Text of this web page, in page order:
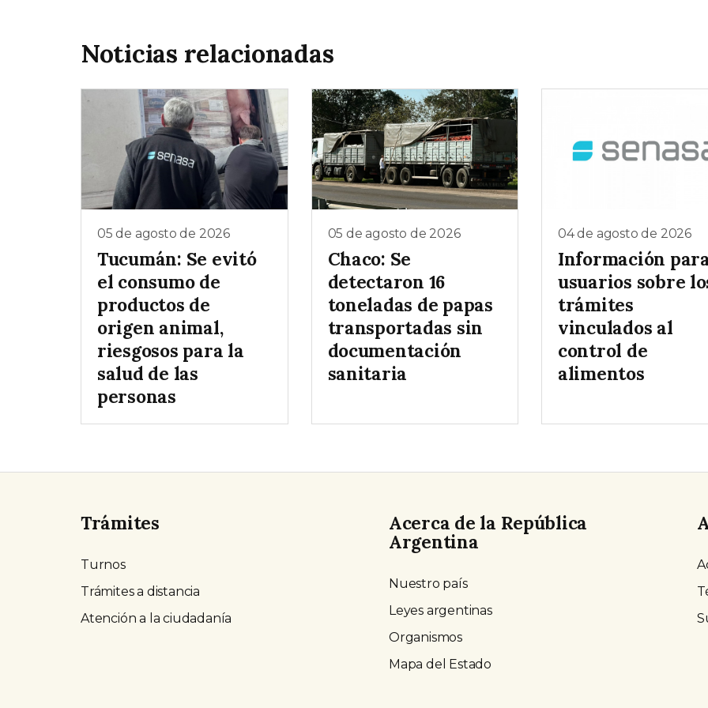
Noticias relacionadas
05 de agosto de 2026
Tucumán: Se evitó
el consumo de
productos de
origen animal,
riesgosos para la
salud de las
personas
05 de agosto de 2026
Chaco: Se
detectaron 16
toneladas de papas
transportadas sin
documentación
sanitaria
04 de agosto de 2026
Información
usuarios sobre
trámites
vinculados al
control de
alimentos
Trámites
Turnos
Trámites a distancia
Atención a la ciudadanía
Acerca de la República
Argentina
Nuestro país
Leyes argentinas
Organismos
Mapa del Estado